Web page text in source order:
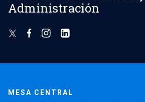
Administración
MESA CENTRAL